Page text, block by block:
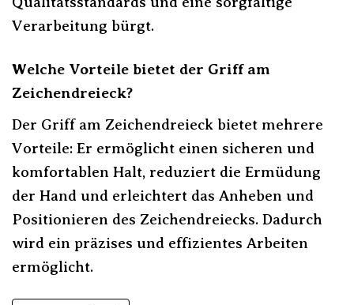
Verarbeitung bürgt.
Welche Vorteile bietet der Griff am
Zeichendreieck?
Der Griff am Zeichendreieck bietet mehrere
Vorteile: Er ermöglicht einen sicheren und
komfortablen Halt, reduziert die Ermüdung
der Hand und erleichtert das Anheben und
Positionieren des Zeichendreiecks. Dadurch
wird ein präzises und effizientes Arbeiten
ermöglicht.